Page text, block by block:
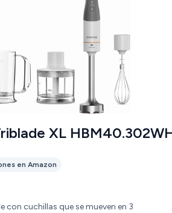
XL
en Amazon
con cuchillas que se mueven en 3